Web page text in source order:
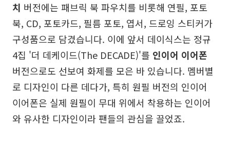
치 버전에는 패브릭 북 파우치를 비롯해 연필, 포토
북, CD, 포토카드, 필름 포토, 엽서, 드로잉 스티커가
구성품으로 담겼습니다. 이에 앞서 데이식스는 정규
4집 '더 데케이드(The DECADE)'를 인이어 이어폰
버전으로도 선보여 화제를 모은 바 있습니다. 멤버별
로 디자인이 다른 데다가, 특히 원필 버전의 인이어
이어폰은 실제 원필이 무대 위에서 착용하는 인이어
와 유사한 디자인이라 팬들의 관심을 끌었죠.